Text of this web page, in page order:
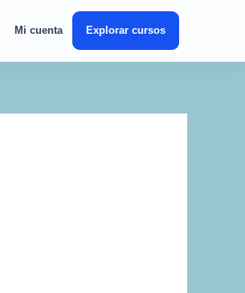
Mi cuenta Explorar cursos